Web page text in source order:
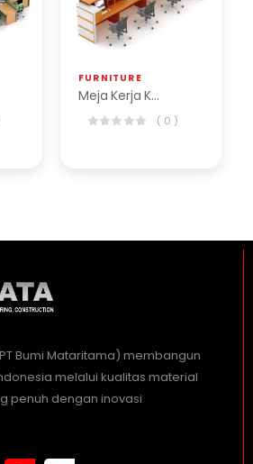
FURNITURE
Meja Kerja Kantor Reception Series
( 0 )
Bumi Mataritama) membangun
melalui kualitas material
penuh dengan inovasi